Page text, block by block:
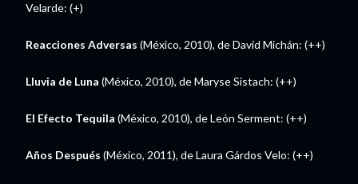
Velarde: (+)
Reacciones Adversas (México, 2010), de David Michán: (++)
Lluvia de Luna (México, 2010), de Maryse Sistach: (++)
El Efecto Tequila (México, 2010), de León Serment: (++)
Años Después (México, 2011), de Laura Gárdos Velo: (++)